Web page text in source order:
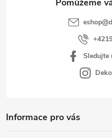
Informace pro vás
eshop@
Sledujte